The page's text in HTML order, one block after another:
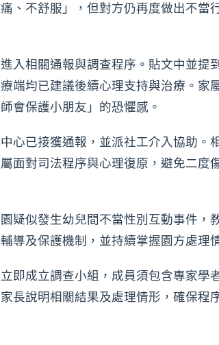
、不舒服」，但對方仍再度做出不當
入相關通報與調查程序。貼文中並提
端均已建議後續心理支持與治療。家
會保護小朋友」的恐懼感。
心已接獲通報，並派社工介入協助。
面對司法程序與心理復原，避免二度
疑似發生幼兒間不當性別互動事件，
導及保護機制，並持續掌握園方處理
即成立調查小組，成員須包含專家學
長說明相關結果及處理情形，確保程